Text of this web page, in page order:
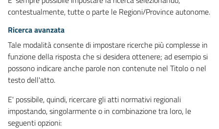
contestualmente, tutte o parte le Regioni/Province autonome.
Ricerca avanzata
Tale modalità consente di impostare ricerche più complesse in
funzione della risposta che si desidera ottenere; ad esempio si
possono indicare anche parole non contenute nel Titolo o nel
testo dell'atto.
E' possibile, quindi, ricercare gli atti normativi regionali
impostando, singolarmente o in combinazione tra loro, le
seguenti opzioni: